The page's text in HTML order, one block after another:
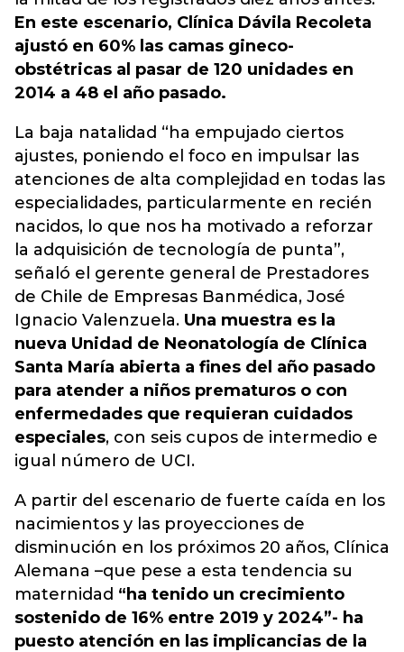
En este escenario, Clínica Dávila Recoleta
ajustó en 60% las camas gineco-
obstétricas al pasar de 120 unidades en
2014 a 48 el año pasado.
La baja natalidad “ha empujado ciertos
ajustes, poniendo el foco en impulsar las
atenciones de alta complejidad en todas las
especialidades, particularmente en recién
nacidos, lo que nos ha motivado a reforzar
la adquisición de tecnología de punta”,
señaló el gerente general de Prestadores
de Chile de Empresas Banmédica, José
Ignacio Valenzuela. Una muestra es la
nueva Unidad de Neonatología de Clínica
Santa María abierta a fines del año pasado
para atender a niños prematuros o con
enfermedades que requieran cuidados
especiales, con seis cupos de intermedio e
igual número de UCI.
A partir del escenario de fuerte caída en los
nacimientos y las proyecciones de
disminución en los próximos 20 años, Clínica
Alemana –que pese a esta tendencia su
maternidad “ha tenido un crecimiento
sostenido de 16% entre 2019 y 2024”- ha
puesto atención en las implicancias de la